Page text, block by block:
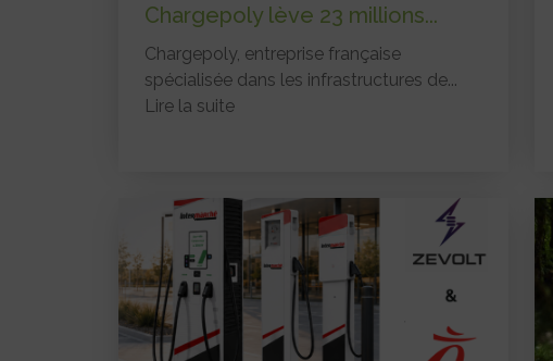
Chargepoly lève 23 millions...
Chargepoly, entreprise française
spécialisée dans les infrastructures de...
Lire la suite